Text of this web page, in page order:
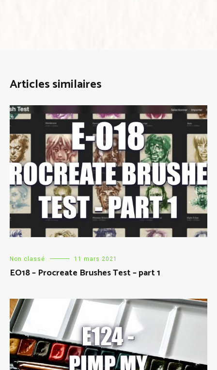
Articles similaires
Non classé 11 mars 2021
EO18 – Procreate Brushes Test – part 1